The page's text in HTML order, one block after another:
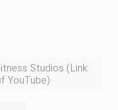
Studios (Link
YouTube)